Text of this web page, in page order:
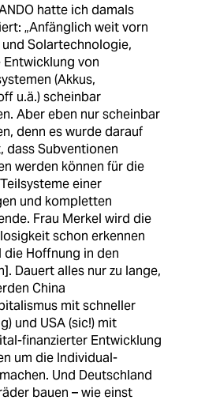
hatte ich damals
„Anfänglich weit vorn
Solartechnologie,
von
(Akkus,
u.ä.) scheinbar
Aber eben nur scheinbar
denn es wurde darauf
dass Subventionen
werden können für die
einer
und kompletten
Frau Merkel wird die
schon erkennen
die Hoffnung in den
Dauert alles nur zu lange,
China
mit schneller
und USA (sic!) mit
finanzierter Entwicklung
um die Individual-
Und Deutschland
bauen – wie einst